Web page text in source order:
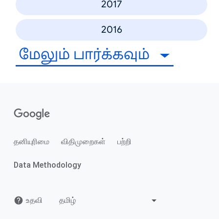
2017
2016
மேலும் பார்க்கவும்
தனியுரிமை விதிமுறைகள் பற்றி
Data Methodology
உதவி